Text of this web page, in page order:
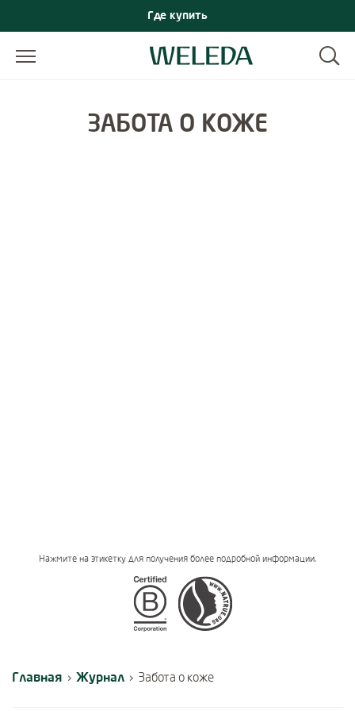
Где купить
ЗАБОТА О КОЖЕ
Certifications
Нажмите на этикетку для получения более подробной информации.
Главная › Журнал › Забота о коже